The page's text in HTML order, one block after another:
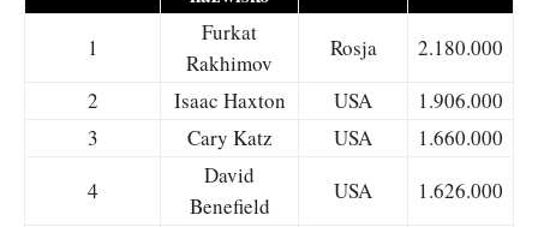
1
Furkat
Rakhimov
Rosja
2.180.000
2
Isaac Haxton USA
1.906.000
3
Cary Katz USA
1.660.000
4
David
Benefield
USA
1.626.000